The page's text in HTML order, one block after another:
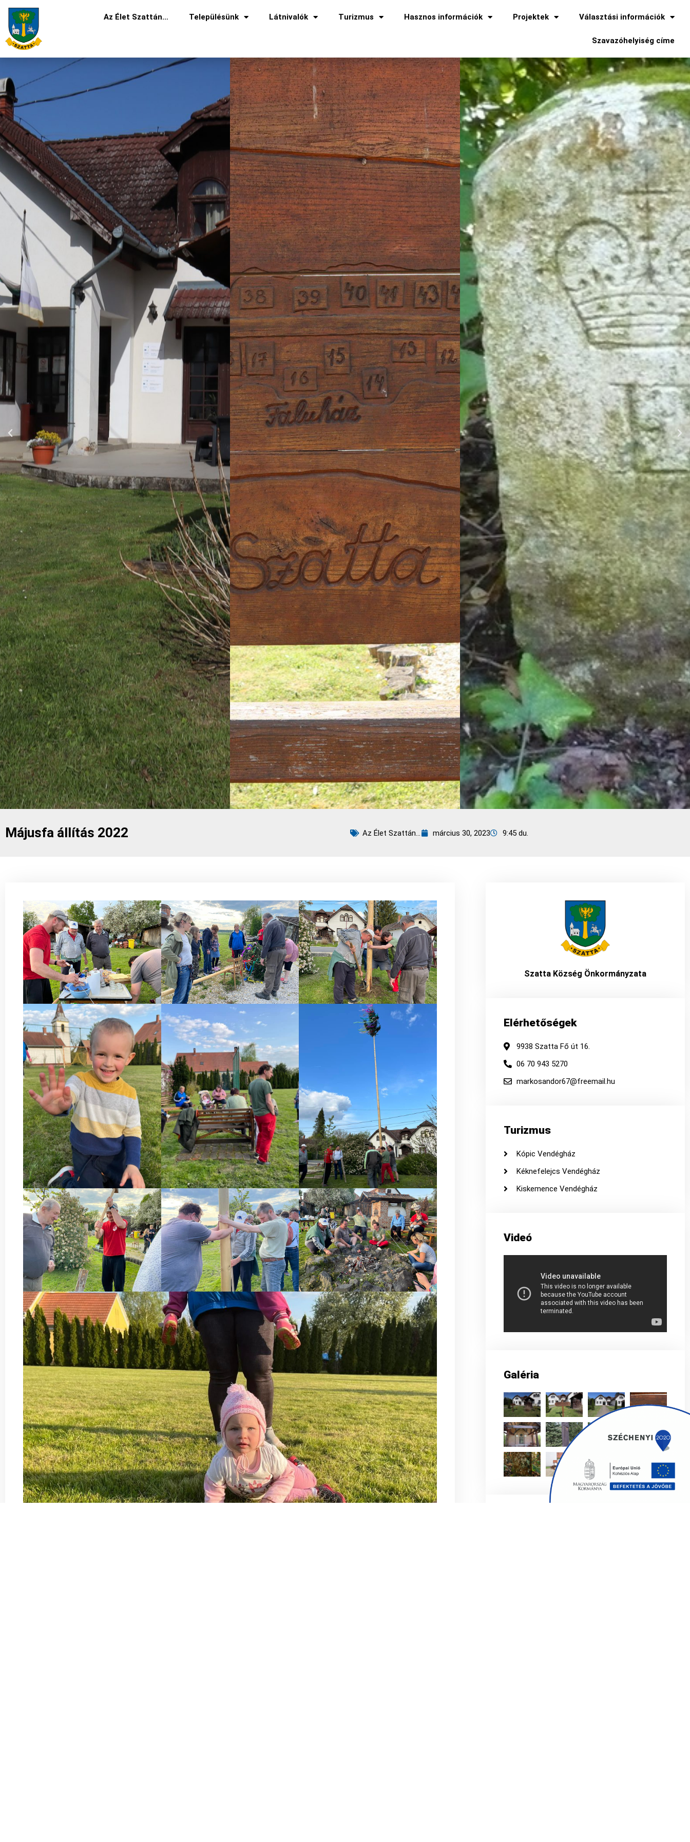
Skip
content
Az Élet Szattán… Településünk Látnivalók Turizmus Hasznos információk Projektek Választási információk
Szavazóhelyiség címe
Májusfa állítás 2022 Az Élet Szattán... március 30, 2023 9:45 du.
Szatta Község Önkormányzata
Elérhetőségek
9938 Szatta Fő út 16.
06 70 943 5270
markosandor67@freemail.hu
Turizmus
Kópic Vendégház
Kéknefelejcs Vendégház
Kiskemence Vendégház
Videó
Galéria